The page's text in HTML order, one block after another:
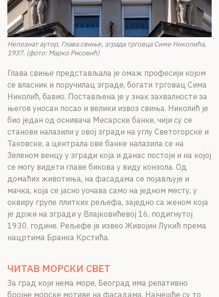
Непознат аутор, Глава свиње, зграда трговца Симе Николића,
1937. (фото: Марко Рисовић)
Глава свиње представљала је омаж професији којом
се власник и поручилац зграде, богати трговац Сима
Николић, бавио. Постављена је у знак захвалности за
његов уносан посао и велики извоз свиња. Николић је
био један од оснивача Месарске банке, чији су се
станови налазили у овој згради на углу Светогорске и
Таковске, а централа ове банке налазила се на
Зеленом венцу у згради која и данас постоји и на којој
се могу видети главе бикова у виду конзола. Од
домаћих животиња, на фасадама се појављује и
мачка, која се јасно уочава само на једном месту, у
оквиру групе плитких рељефа, заједно са женом која
је држи на згради у Влајковићевој 16, подигнутој
1930. године. Рељефе је извео Живојин Лукић према
нацртима Бранка Крстића.
ЧИТАВ МОРСКИ СВЕТ
За град који нема море, Београд има релативно
бројне морске мотиве на фасадама. Најчешће су то